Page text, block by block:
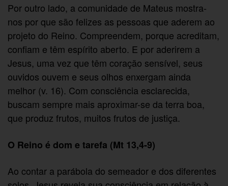
Por outro lado, a comunidade de Mateus mostra-
nos por que são felizes as pessoas que aderem ao
projeto do Reino. Compreendem, porque acreditam,
confiam e têm espírito aberto. E por aderirem a
Jesus, uma vez que têm coração sensível, seus
ouvidos ouvem e seus olhos enxergam ainda
melhor (v. 16). Com consciência esclarecida,
buscam sempre mais aproximar-se da terra boa,
que produz frutos, muitos frutos de justiça.
O Reino é dom e tarefa (Mt 13,4-9)
Ao contar a parábola do semeador e dos diferentes